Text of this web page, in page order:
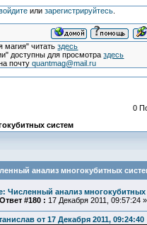
или зарегистрируйтесь.
магия" читатьздесь
доступны для просмотраздесь
почтуquantmag@mail.ru
систем
0
анализ многокубитных
Численный анализ многокубитных
Ответ #180 : 17 Декабря 2011, 09:57:24 »
от 17 Декабря 2011, 09:24:40